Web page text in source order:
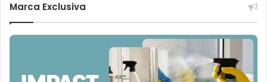
Marca Exclusiva